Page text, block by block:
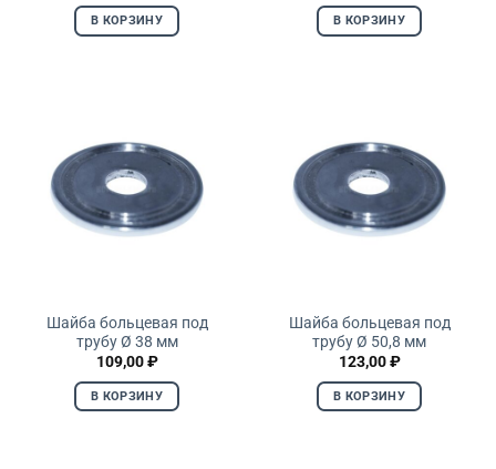
В КОРЗИНУ В КОРЗИНУ
Шайба больцевая под
трубу Ø 38 мм
109,00₽
В КОРЗИНУ
Шайба больцевая под
трубу Ø 50,8 мм
123,00₽
В КОРЗИНУ